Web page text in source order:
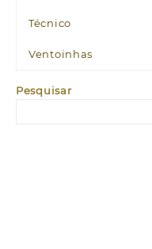
Técnico
Ventoinhas
Pesquisar